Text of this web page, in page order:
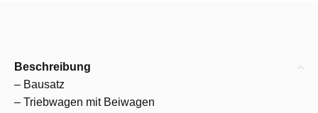
Beschreibung
– Bausatz
– Triebwagen mit Beiwagen